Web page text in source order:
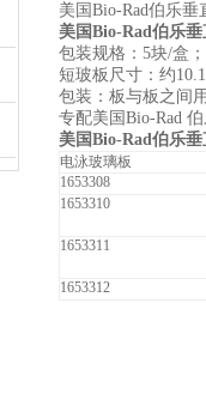
美国 Bio-Rad伯乐垂
美国Bio-Rad伯乐垂
包装规格： 5块/盒；
短玻板尺寸：约
包装：板与板之间
专配美国 Bio-Rad
美国Bio-Rad伯乐垂
电泳玻璃板
1653308
1653310
1653311
1653312